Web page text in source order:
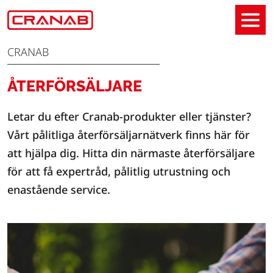
CRANAB
ÅTERFÖRSÄLJARE
Letar du efter Cranab-produkter eller tjänster?
Vårt pålitliga återförsäljarnätverk finns här för
att hjälpa dig. Hitta din närmaste återförsäljare
för att få expertråd, pålitlig utrustning och
enastående service.